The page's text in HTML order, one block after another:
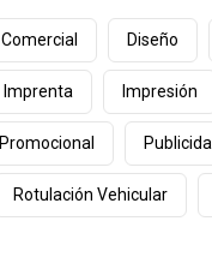
Comercial Diseño
Imprenta Impresión
Promocional
Rotulación Vehicular